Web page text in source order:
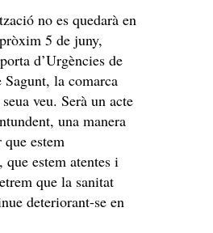
no es quedarà en
5 de juny,
d’Urgències de
Sagunt, la comarca
veu. Serà un acte
una manera
que estem
que estem atentes i
que la sanitat
deteriorant-se en